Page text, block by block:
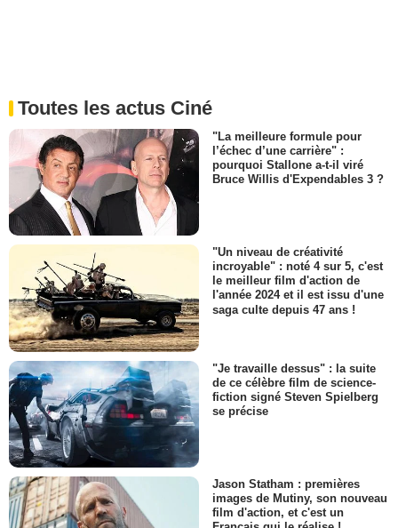
Toutes les actus Ciné
"La meilleure formule pour
l’échec d’une carrière" :
pourquoi Stallone a-t-il viré
Bruce Willis d'Expendables 3 ?
"Un niveau de créativité
incroyable" : noté 4 sur 5, c'est
le meilleur film d'action de
l'année 2024 et il est issu d'une
saga culte depuis 47 ans !
"Je travaille dessus" : la suite
de ce célèbre film de science-
fiction signé Steven Spielberg
se précise
Jason Statham : premières
images de Mutiny, son nouveau
film d'action, et c'est un